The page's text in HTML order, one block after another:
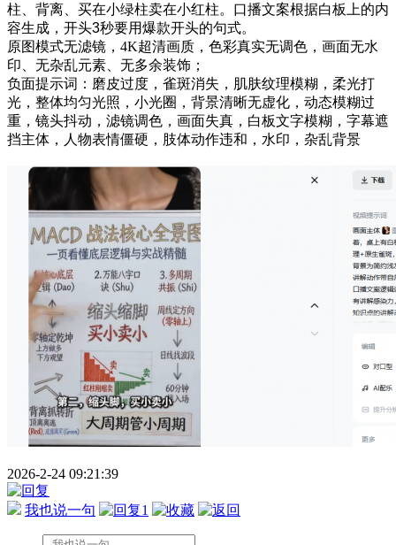
柱、背离、买在小绿柱卖在小红柱。 口播文案根据白板上的内
容生成，开头3秒要用爆款开头的句式。
原图模式无滤镜 ，4K超清画质，色彩真实无调色，画面无水
印、无杂乱元素、无多余装饰；
负面提示词：磨皮过度，雀斑消失，肌肤纹理模糊，柔光打
光，整体均匀光照，小光圈，背景清晰无虚化，动态模糊过
重，镜头抖动，滤镜调色，画面失真，白板文字模糊，字幕遮
挡主体，人物表情僵硬，肢体动作违和，水印，杂乱背景
2026-2-24 09:21:39
我也说一句 1